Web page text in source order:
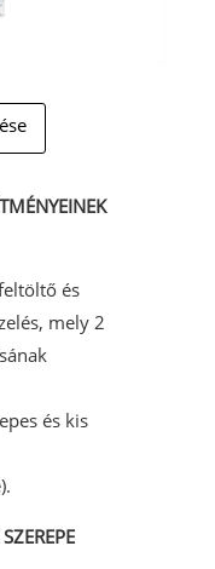
és
mely 2
és kis